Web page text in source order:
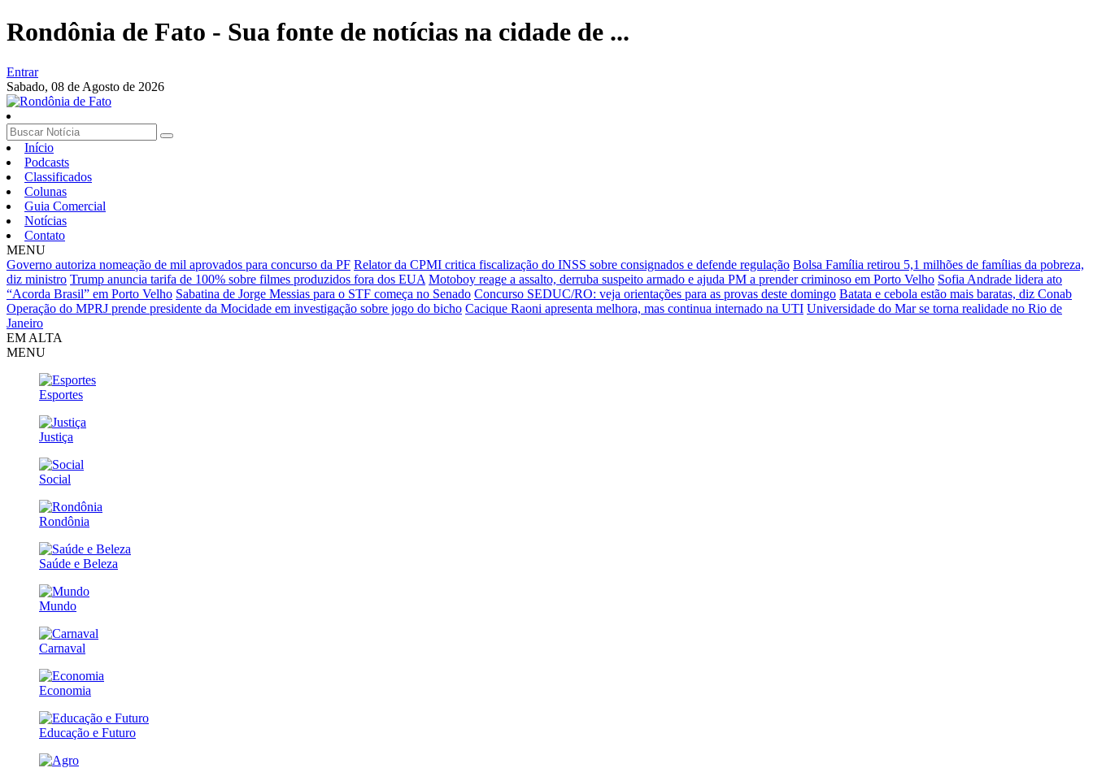
Rondônia de Fato - Sua fonte de notícias na cidade de ...
Entrar
Sabado, 08 de Agosto de 2026
Início
Podcasts
Classificados
Colunas
Guia Comercial
Notícias
Contato
MENU
Governo autoriza nomeação de mil aprovados para concurso da PF Relator da CPMI critica fiscalização do INSS sobre consignados e defende regulação Bolsa Família retirou 5,1 milhões de famílias da pobreza,
diz ministro Trump anuncia tarifa de 100% sobre filmes produzidos fora dos EUA Motoboy reage a assalto, derruba suspeito armado e ajuda PM a prender criminoso em Porto Velho Sofia Andrade lidera ato
“Acorda Brasil” em Porto Velho Sabatina de Jorge Messias para o STF começa no Senado Concurso SEDUC/RO: veja orientações para as provas deste domingo Batata e cebola estão mais baratas, diz Conab
Operação do MPRJ prende presidente da Mocidade em investigação sobre jogo do bicho Cacique Raoni apresenta melhora, mas continua internado na UTI Universidade do Mar se torna realidade no Rio de
Janeiro
EM ALTA
MENU
Esportes
Justiça
Social
Rondônia
Saúde e Beleza
Mundo
Carnaval
Economia
Educação e Futuro